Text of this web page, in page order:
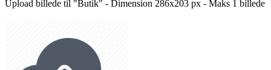
Upload billede til "Butik" - Dimension 286x203 px - Maks 1 billede